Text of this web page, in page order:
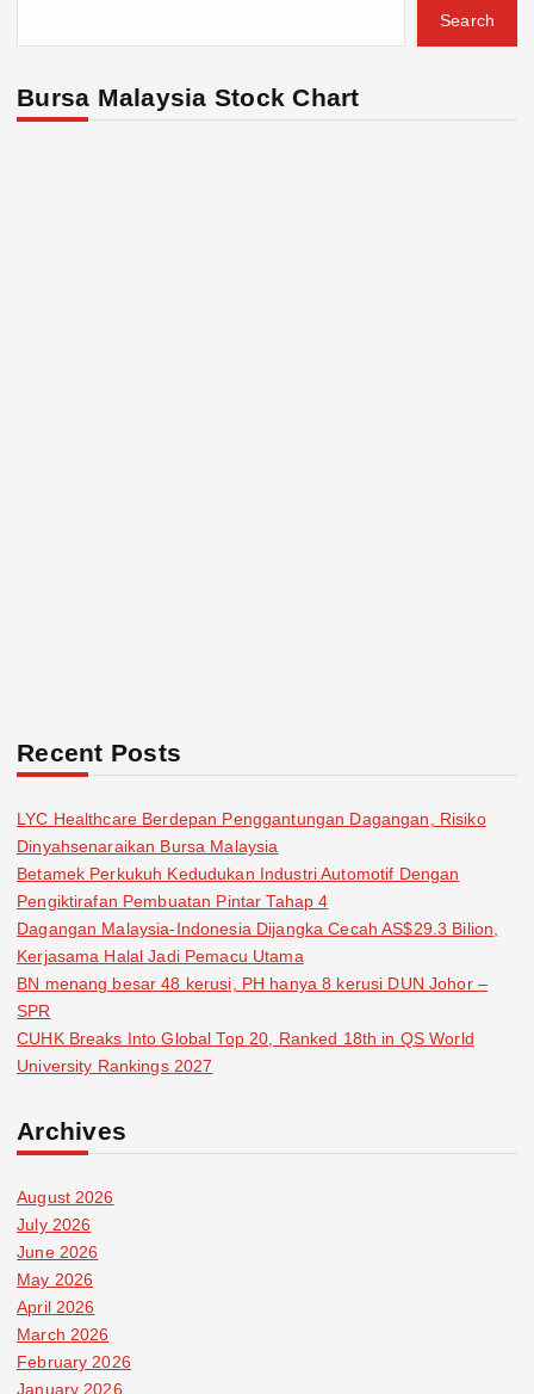
Search
Bursa Malaysia Stock Chart
Recent Posts
LYC Healthcare Berdepan Penggantungan Dagangan, Risiko
Dinyahsenaraikan Bursa Malaysia
Betamek Perkukuh Kedudukan Industri Automotif Dengan
Pengiktirafan Pembuatan Pintar Tahap 4
Dagangan Malaysia-Indonesia Dijangka Cecah AS$29.3 Bilion,
Kerjasama Halal Jadi Pemacu Utama
BN menang besar 48 kerusi, PH hanya 8 kerusi DUN Johor –
SPR
CUHK Breaks Into Global Top 20, Ranked 18th in QS World
University Rankings 2027
Archives
August 2026
July 2026
June 2026
May 2026
April 2026
March 2026
February 2026
January 2026